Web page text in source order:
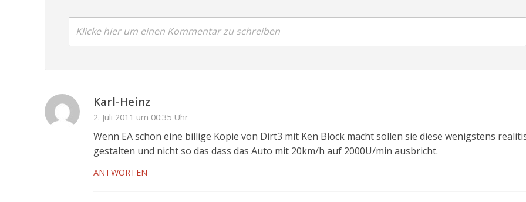
Klicke hier um einen Kommentar zu schreiben
Karl-Heinz
2. Juli 2011 um 00:35 Uhr
Wenn EA schon eine billige Kopie von Dirt3 mit Ken Block macht sollen sie diese wenigstens
gestalten und nicht so das dass das Auto mit 20km/h auf 2000U/min ausbricht.
ANTWORTEN